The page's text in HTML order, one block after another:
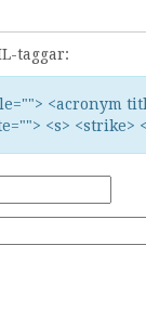
taggar:
<acronym
<s> <strike>